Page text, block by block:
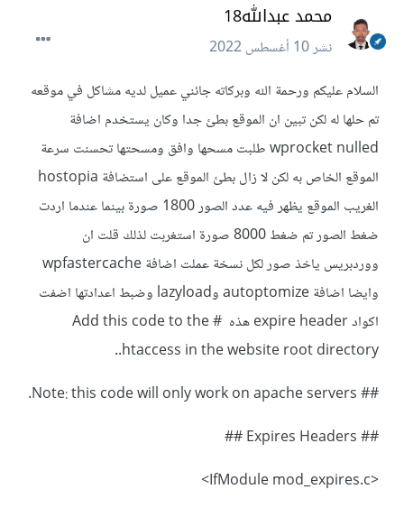
محمد عبدالله18
نشر10 أغسطس 2022
السلام عليكم ورحمة الله وبركاته جائني عميل لديه مشاكل في موقعه
تم حلها له لكن تبين ان الموقع بطئ جدا وكان يستخدم اضافة
wprocket nulled طلبت مسحها وافق ومسحتها تحسنت سرعة
الموقع الخاص به لكن لا زال بطئ الموقع على استضافة hostopia
الغريب الموقع يظهر فيه عدد الصور 1800 صورة بينما عندما اردت
ضغط الصور تم ضغط 8000 صورة استغربت لذلك قلت ان
ووردبريس ياخذ صور لكل نسخة عملت اضافة wpfastercache
وايضا اضافة autoptomize وlazyload وضبط اعدادتها اضفت
اكواد expire header هذه # Add this code to the
.htaccess in the website root directory.
## Note: this code will only work on apache servers.
## Expires Headers ##
<IfModule mod_expires.c>